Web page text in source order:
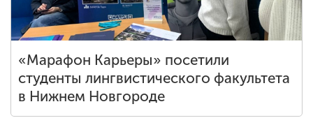
«Марафон Карьеры» посетили
студенты лингвистического факультета
в Нижнем Новгороде